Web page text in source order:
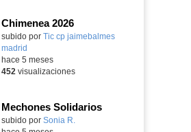
Chimenea 2026
subido por Tic cp jaimebalmes
madrid
hace 5 meses
452 visualizaciones
Mechones Solidarios
subido por Sonia R.